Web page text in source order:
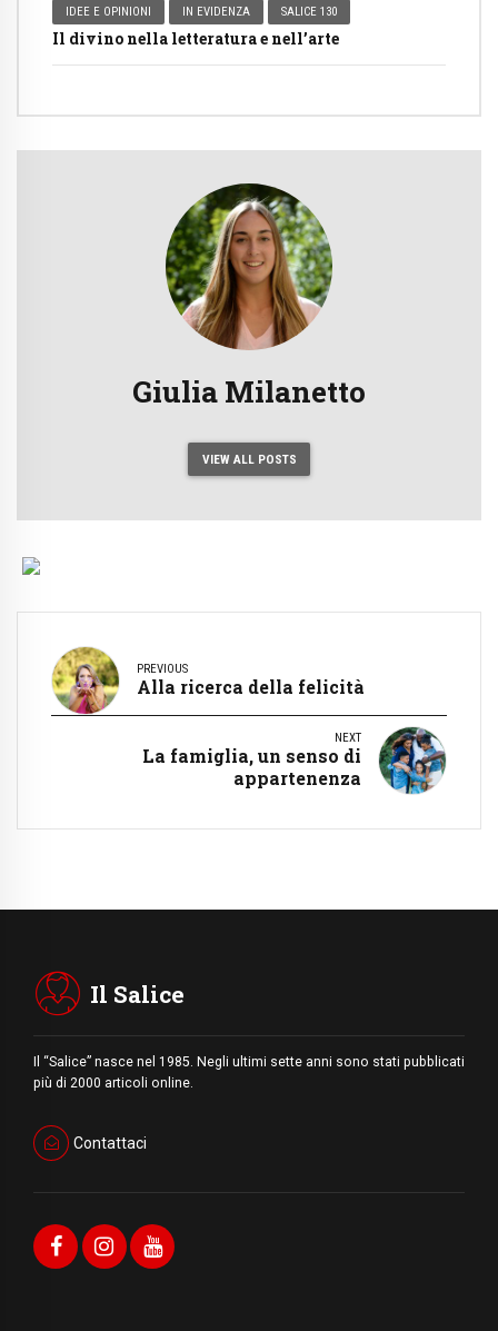
IDEE E OPINIONI IN EVIDENZA SALICE 130
Il divino nella letteratura e nell’arte
Giulia Milanetto
VIEW ALL POSTS
PREVIOUS
Alla ricerca della felicità
NEXT
La famiglia, un senso di
appartenenza
Il Salice
Il “Salice” nasce nel 1985. Negli ultimi sette anni sono stati pubblicati
più di 2000 articoli online.
Contattaci